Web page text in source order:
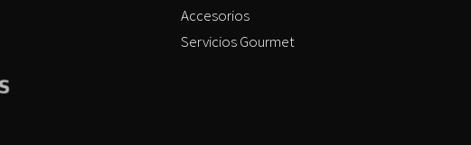
Accesorios
Servicios Gourmet